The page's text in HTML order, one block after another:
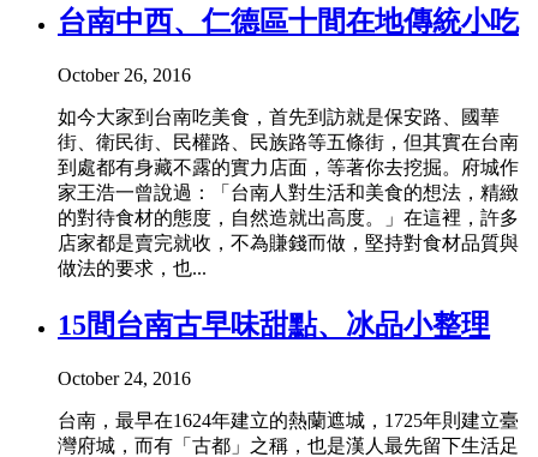
台南中西、仁德區十間在地傳統小吃
October 26, 2016
如今大家到台南吃美食，首先到訪就是保安路、國華
街、衛民街、民權路、民族路等五條街，但其實在台南
到處都有身藏不露的實力店面，等著你去挖掘。府城作
家王浩一曾說過：「台南人對生活和美食的想法，精緻
的對待食材的態度，自然造就出高度。」在這裡，許多
店家都是賣完就收，不為賺錢而做，堅持對食材品質與
做法的要求，也...
15間台南古早味甜點、冰品小整理
October 24, 2016
台南，最早在1624年建立的熱蘭遮城，1725年則建立臺
灣府城，而有「古都」之稱，也是漢人最先留下生活足